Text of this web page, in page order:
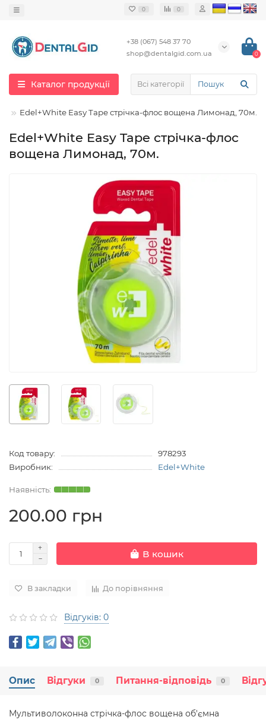
0 0
+38 (067) 548 37 70
shop@dentalgid.com.ua
0
Каталог продукції Всі категорії
Edel+White Easy Tape стрічка-флос вощена Лимонад, 70м.
Edel+White Easy Tape стрічка-флос
вощена Лимонад, 70м.
Код товару:
978293
Виробник:
Edel+White
200.00 грн
В кошик
В закладки До порівняння
Відгуків: 0
Опис Відгуки 0 Питання-відповідь 0
Мультиволоконна стрічка-флос вощена об'ємна